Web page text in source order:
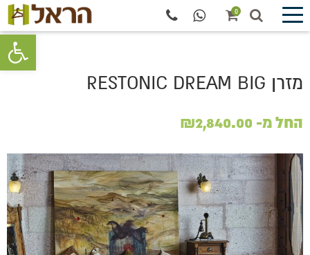
פתח
0
מזרן RESTONIC DREAM BIG
החל מ- ₪2,840.00